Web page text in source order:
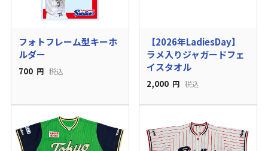
フォトフレーム型キーホ
ルダー
700 円 税込
【2026年LadiesDay】
ラメ入りジャガードフェ
イスタオル
2,000 円 税込